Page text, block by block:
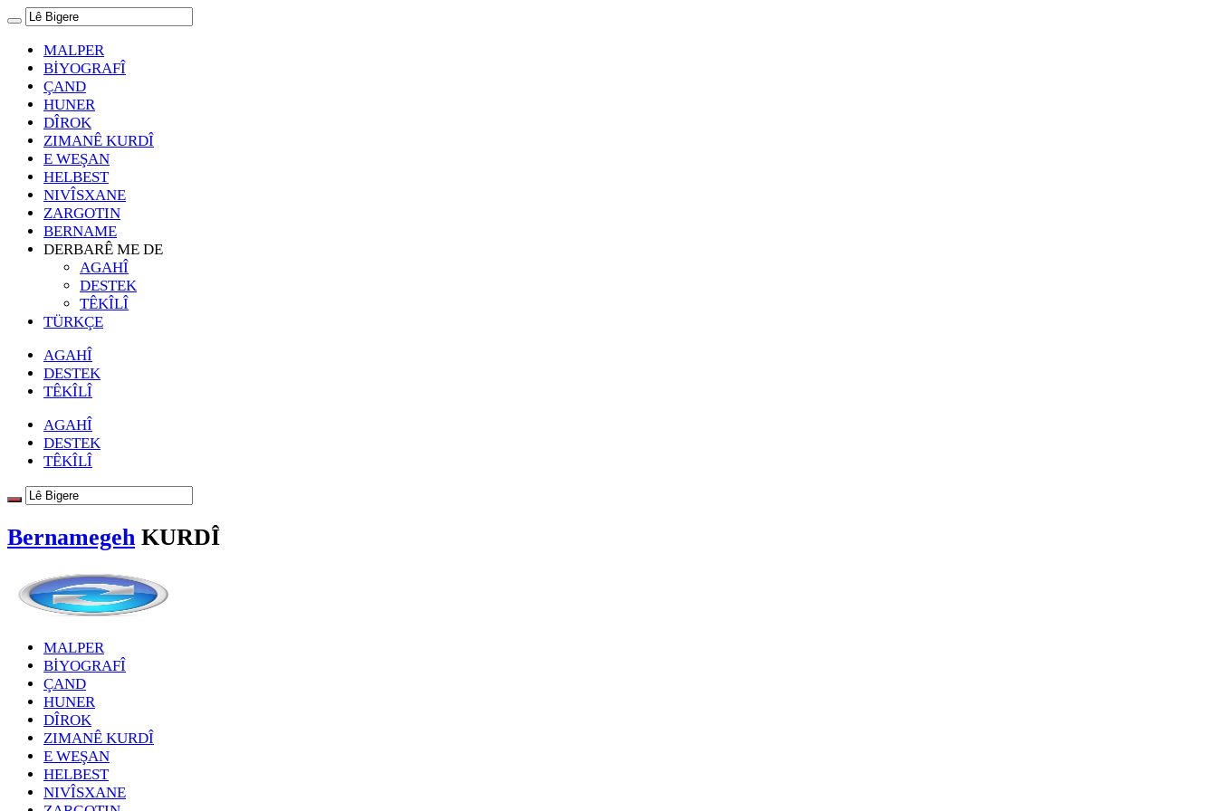
MALPER
BİYOGRAFÎ
ÇAND
HUNER
DÎROK
ZIMANÊ KURDÎ
E WEŞAN
HELBEST
NIVÎSXANE
ZARGOTIN
BERNAME
DERBARÊ ME DE
AGAHÎ
DESTEK
TÊKÎLÎ
TÜRKÇE
AGAHÎ
DESTEK
TÊKÎLÎ
AGAHÎ
DESTEK
TÊKÎLÎ
Bernamegeh KURDÎ
MALPER
BİYOGRAFÎ
ÇAND
HUNER
DÎROK
ZIMANÊ KURDÎ
E WEŞAN
HELBEST
NIVÎSXANE